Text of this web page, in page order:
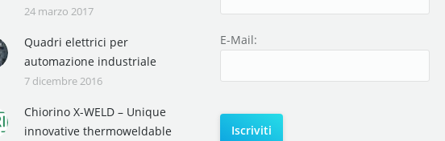
24 marzo 2017
Quadri elettrici per
automazione industriale
7 dicembre 2016
Chiorino X-WELD – Unique
innovative thermoweldable
E-Mail: